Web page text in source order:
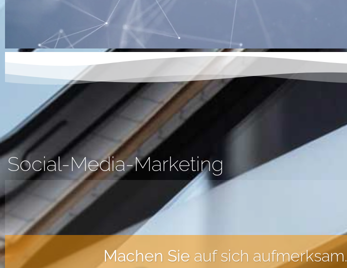
Social-Media-Marketing
Machen Sie auf sich aufmerksam.